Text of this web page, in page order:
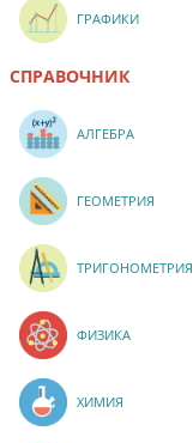
ГРАФИКИ
СПРАВОЧНИК
АЛГЕБРА
ГЕОМЕТРИЯ
ТРИГОНОМЕТРИЯ
ФИЗИКА
ХИМИЯ